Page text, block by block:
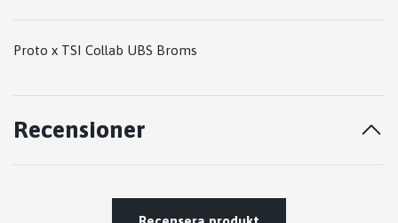
Proto x TSI Collab UBS Broms
Recensioner